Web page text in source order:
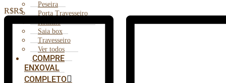
Peseira
Porta Travesseiro
Rolinho
Saia box
Travesseiro
Ver todos
COMPRE
ENXOVAL
COMPLETO
R$R$